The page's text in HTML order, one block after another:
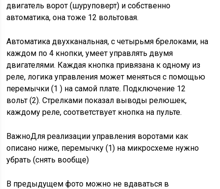
двигатель ворот (шуруповерт) и собственно
автоматика, она тоже 12 вольтовая.
Автоматика двухканальная, с четырьмя брелоками, на
каждом по 4 кнопки, умеет управлять двумя
двигателями. Каждая кнопка привязана к одному из
реле, логика управления может меняться с помощью
перемычки (1 ) на самой плате. Подключение 12
вольт (2). Стрелками показал выводы релюшек,
каждому реле, соответствует кнопка на пульте.
ВажноДля реализации управления воротами как
описано ниже, перемычку (1) на микросхеме нужно
убрать (снять вообще)
В предыдущем фото можно не вдаваться в